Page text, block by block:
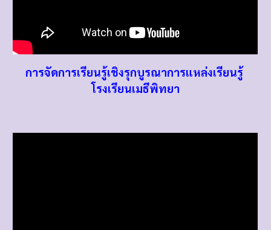
การจัดการเรียนรู้เชิงรุกบูรณาการแหล่งเรียนรู้
โรงเรียนเมธีพิทยา